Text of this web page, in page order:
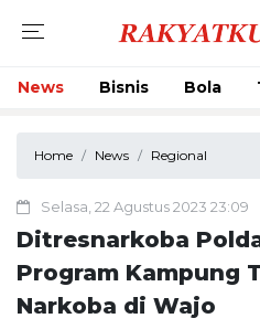
News Bisnis Bola
Home News Regional
Selasa, 22 Agustus 2023 23:09
Ditresnarkoba
Program Kampung
Narkoba di Wajo